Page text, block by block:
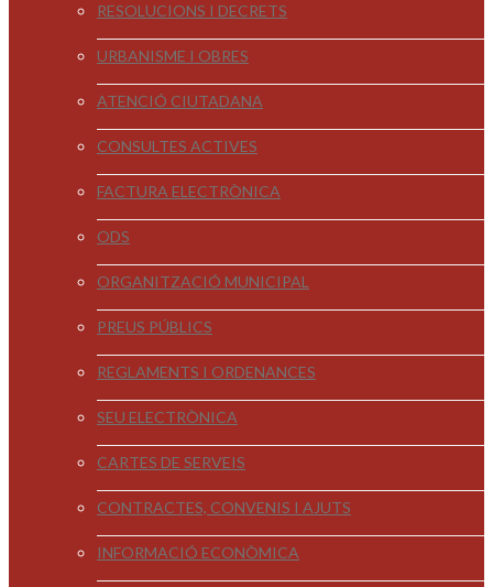
RESOLUCIONS I DECRETS
URBANISME I OBRES
ATENCIÓ CIUTADANA
CONSULTES ACTIVES
FACTURA ELECTRÒNICA
ODS
ORGANITZACIÓ MUNICIPAL
PREUS PÚBLICS
REGLAMENTS I ORDENANCES
SEU ELECTRÒNICA
CARTES DE SERVEIS
CONTRACTES, CONVENIS I AJUTS
INFORMACIÓ ECONÒMICA